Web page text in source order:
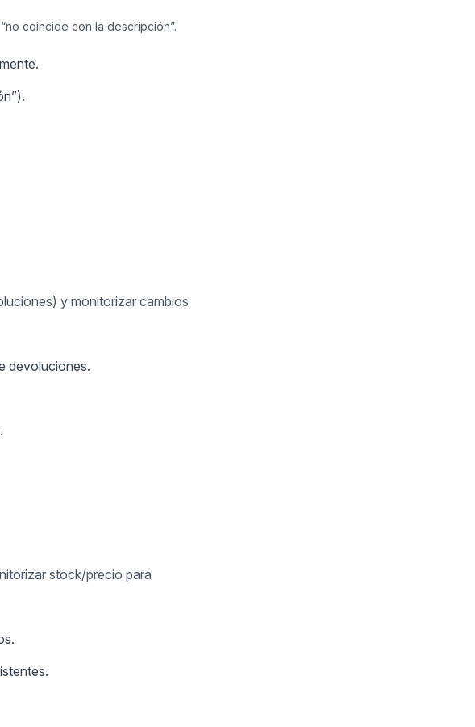
coincide con la descripción”.
y monitorizar cambios
devoluciones.
stock/precio para